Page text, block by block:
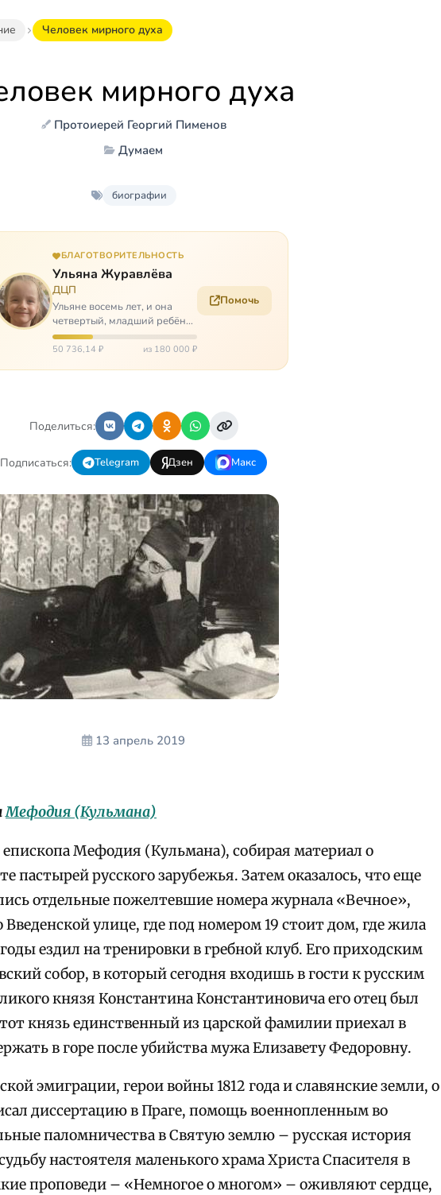
Человек мирного духа
мирного духа
Протоиерей Георгий Пименов
Думаем
биографии
БЛАГОТВОРИТЕЛЬНОСТЬ
Ульяна Журавлёва
ДЦП
Ульяне восемь лет, и она
четвертый, младший ребёнок
в многодетной семье. И с
самого рождения Ульяну
50 736,14 ₽ из 180 000 ₽
Помочь
Поделиться:
Подписаться: Telegram Дзен Макс
13 апрель 2019
Мефодия (Кульмана)
Мефодия (Кульмана), собирая материал о
пастырей русского зарубежья. Затем оказалось, что еще
отдельные пожелтевшие номера журнала «Вечное»,
улице, где под номером 19 стоит дом, где жила
ездил на тренировки в гребной клуб. Его приходским
собор, в который сегодня входишь в гости к русским
князя Константина Константиновича его отец был
князь единственный из царской фамилии приехал в
в горе после убийства мужа Елизавету Федоровну.
эмиграции, герои войны 1812 года и славянские земли, о
диссертацию в Праге, помощь военнопленным во
паломничества в Святую землю – русская история
настоятеля маленького храма Христа Спасителя в
проповеди – «Немногое о многом» – оживляют сердце,